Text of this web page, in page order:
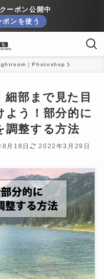
ーポン公開中
ンを使う
｜Photoshop
部まで見た目
よう！部分的に
調整する方法
月18日 2022年3月29日